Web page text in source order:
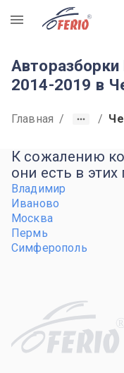
R
2014-2019 в
Главная / /
К сожалению
они есть в этих
Владимир
Иваново
Москва
Пермь
Симферополь
R